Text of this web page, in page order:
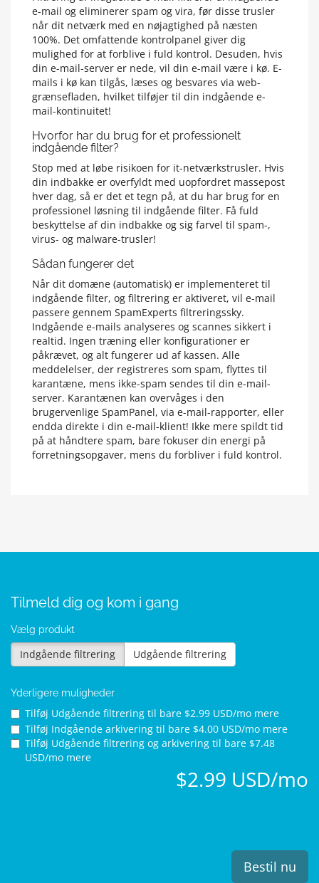
e-mail og eliminerer spam og vira, før disse trusler
når dit netværk med en nøjagtighed på næsten
100%. Det omfattende kontrolpanel giver dig
mulighed for at forblive i fuld kontrol. Desuden, hvis
din e-mail-server er nede, vil din e-mail være i kø. E-
mails i kø kan tilgås, læses og besvares via web-
grænsefladen, hvilket tilføjer til din indgående e-
mail-kontinuitet!
Hvorfor har du brug for et professionelt
indgående filter?
Stop med at løbe risikoen for it-netværkstrusler. Hvis
din indbakke er overfyldt med uopfordret massepost
hver dag, så er det et tegn på, at du har brug for en
professionel løsning til indgående filter. Få fuld
beskyttelse af din indbakke og sig farvel til spam-,
virus- og malware-trusler!
Sådan fungerer det
Når dit domæne (automatisk) er implementeret til
indgående filter, og filtrering er aktiveret, vil e-mail
passere gennem SpamExperts filtreringssky.
Indgående e-mails analyseres og scannes sikkert i
realtid. Ingen træning eller konfigurationer er
påkrævet, og alt fungerer ud af kassen. Alle
meddelelser, der registreres som spam, flyttes til
karantæne, mens ikke-spam sendes til din e-mail-
server. Karantænen kan overvåges i den
brugervenlige SpamPanel, via e-mail-rapporter, eller
endda direkte i din e-mail-klient! Ikke mere spildt tid
på at håndtere spam, bare fokuser din energi på
forretningsopgaver, mens du forbliver i fuld kontrol.
Tilmeld dig og kom i gang
Vælg produkt
Indgående filtrering Udgående filtrering
Yderligere muligheder
Tilføj Udgående filtrering til bare $2.99 USD/mo mere
Tilføj Indgående arkivering til bare $4.00 USD/mo mere
Tilføj Udgående filtrering og arkivering til bare $7.48
USD/mo mere
$2.99 USD/mo
Bestil nu